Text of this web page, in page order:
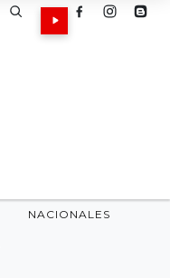
NACIONALES